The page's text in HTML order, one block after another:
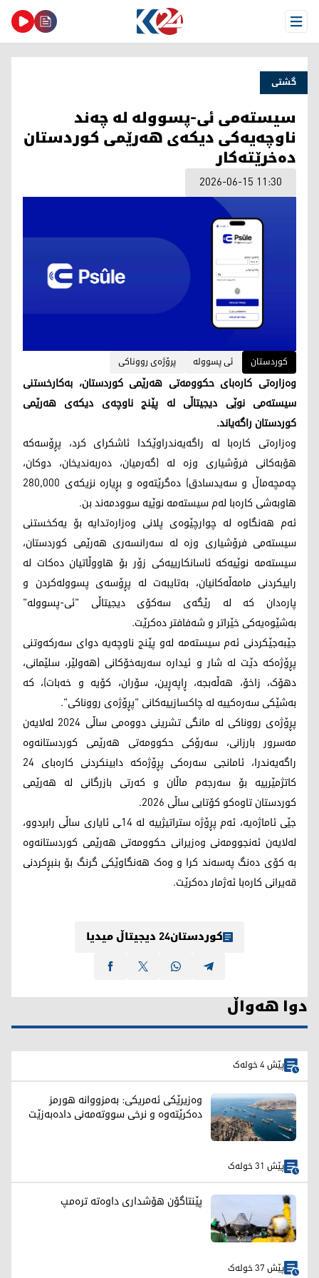
Open Menu
گشتی
سیستەمی ئی-پسوولە لە چەند
ناوچەیەکی دیکەی هەرێمی کوردستان
دەخرێتەکار
2026-06-15 11:30
کوردستان ئی پسوولە پرۆژەی رووناکی
وەزارەتی کارەبای حکوومەتی هەرێمی کوردستان، بەکارخستنی
سیستەمی نوێی دیجیتاڵی لە پێنج ناوچەی دیکەی هەرێمی
کوردستان راگەیاند.
وەزارەتی کارەبا لە راگەیەندراوێکدا ئاشکرای کرد، پڕۆسەکە
هۆبەکانی فرۆشیاری وزە لە (گەرمیان، دەربەندیخان، دوکان،
چەمچەماڵ و سەیدسادق) دەگرێتەوە و بڕیارە نزیکەی 280,000
هاوبەشی کارەبا لەم سیستەمە نوێیە سوودمەند بن.
ئەم هەنگاوە لە چوارچێوەی پلانی وەزارەتدایە بۆ یەکخستنی
سیستەمی فرۆشیاری وزە لە سەرانسەری هەرێمی کوردستان،
سیستەمە نوێیەکە ئاسانکارییەکی زۆر بۆ هاووڵاتیان دەکات لە
راییکردنی مامەڵەکانیان، بەتایبەت لە پڕۆسەی پسوولەکردن و
پارەدان کە لە رێگەی سەکۆی دیجیتاڵی "ئی-پسوولە"
بەشێوەیەکی خێراتر و شەفافتر دەکرێت.
جێبەجێکردنی ئەم سیستەمە لەو پێنج ناوچەیە دوای سەرکەوتنی
پڕۆژەکە دێت لە شار و ئیدارە سەربەخۆکانی (هەولێر، سلێمانی،
دهۆک، زاخۆ، هەڵەبجە، ڕاپەڕین، سۆران، کۆیە و خەبات)، کە
بەشێکی سەرەکییە لە چاکسازییەکانی "پڕۆژەی رووناکی".
پڕۆژەی رووناکی لە مانگی تشرینی دووەمی ساڵی 2024 لەلایەن
مەسرور بارزانی، سەرۆکی حکوومەتی هەرێمی کوردستانەوە
راگەیەندرا، ئامانجی سەرەکی پڕۆژەکە دابینکردنی کارەبای 24
کاتژمێرییە بۆ سەرجەم ماڵان و کەرتی بازرگانی لە هەرێمی
کوردستان تاوەکو کۆتایی ساڵی 2026.
جێی ئاماژەیە، ئەم پڕۆژە ستراتیژییە لە 14ـی ئایاری ساڵی رابردوو،
لەلایەن ئەنجوومەنی وەزیرانی حکوومەتی هەرێمی کوردستانەوە
بە کۆی دەنگ پەسەند کرا و وەک هەنگاوێکی گرنگ بۆ بنبڕکردنی
قەیرانی کارەبا ئەژمار دەکرێت.
کوردستان24 دیجیتاڵ میدیا
دوا هەواڵ
پێش 4 خولەک
وەزیرێکی ئەمریکی: بەمزووانە هورمز
دەکرێتەوە و نرخی سووتەمەنی دادەبەزێت
پێش 31 خولەک
پێنتاگۆن هۆشداری داوەتە ترەمپ
پێش 37 خولەک